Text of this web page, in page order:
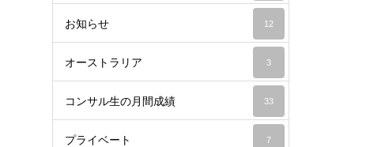
お知らせ 12
オーストラリア 3
コンサル生の月間成績 33
プライベート 7